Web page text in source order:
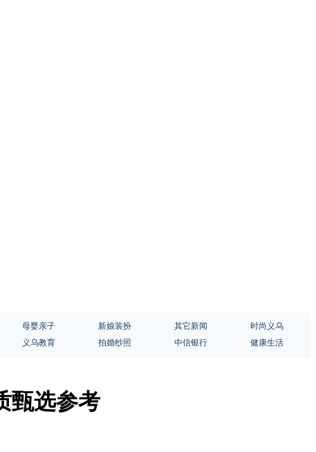
母婴亲子 新娘装扮 其它新闻
时尚义乌
义乌教育 拍婚纱照 中信银行 健康生活
甄选参考